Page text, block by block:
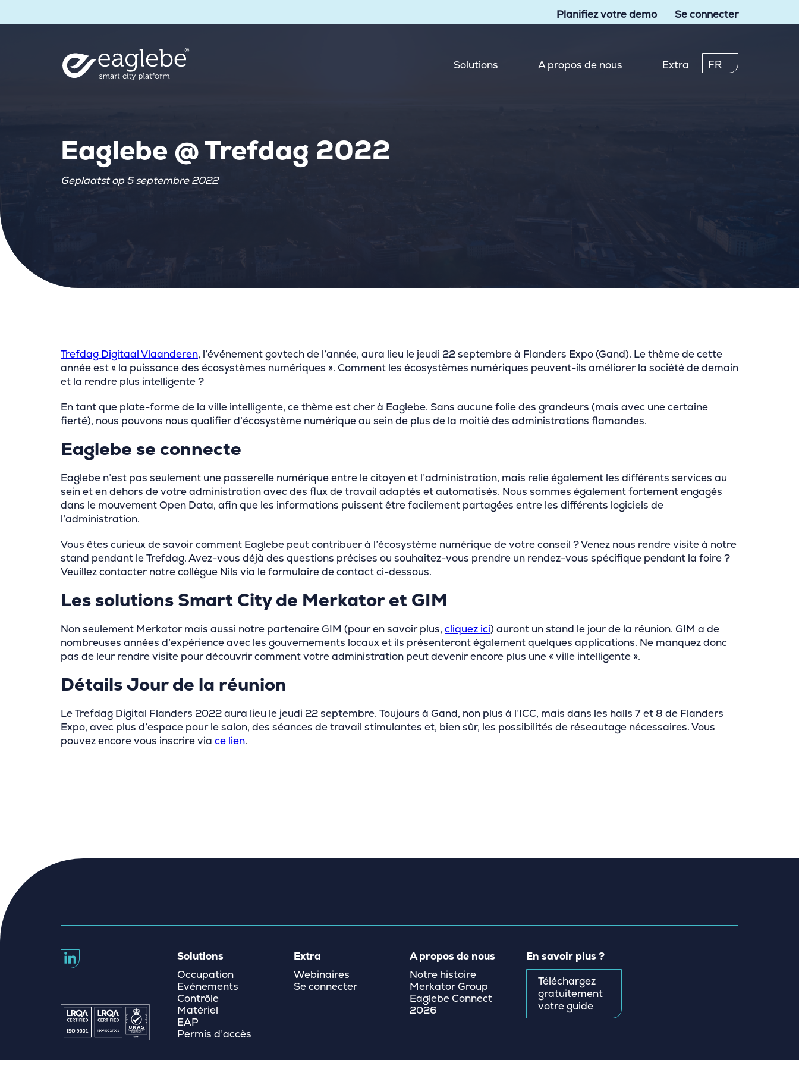
Planifiez votre demo Se connecter
Solutions A propos de nous Extra FR
Eaglebe @ Trefdag 2022
Geplaatst op 5 septembre 2022
Trefdag Digitaal Vlaanderen, l’événement govtech de l’année, aura lieu le jeudi 22 septembre à Flanders Expo (Gand). Le thème de cette
année est « la puissance des écosystèmes numériques ». Comment les écosystèmes numériques peuvent-ils améliorer la société de demain
et la rendre plus intelligente ?
En tant que plate-forme de la ville intelligente, ce thème est cher à Eaglebe. Sans aucune folie des grandeurs (mais avec une certaine
fierté), nous pouvons nous qualifier d’écosystème numérique au sein de plus de la moitié des administrations flamandes.
Eaglebe se connecte
Eaglebe n’est pas seulement une passerelle numérique entre le citoyen et l’administration, mais relie également les différents services au
sein et en dehors de votre administration avec des flux de travail adaptés et automatisés. Nous sommes également fortement engagés
dans le mouvement Open Data, afin que les informations puissent être facilement partagées entre les différents logiciels de
l’administration.
Vous êtes curieux de savoir comment Eaglebe peut contribuer à l’écosystème numérique de votre conseil ? Venez nous rendre visite à notre
stand pendant le Trefdag. Avez-vous déjà des questions précises ou souhaitez-vous prendre un rendez-vous spécifique pendant la foire ?
Veuillez contacter notre collègue Nils via le formulaire de contact ci-dessous.
Les solutions Smart City de Merkator et GIM
Non seulement Merkator mais aussi notre partenaire GIM (pour en savoir plus, cliquez ici) auront un stand le jour de la réunion. GIM a de
nombreuses années d’expérience avec les gouvernements locaux et ils présenteront également quelques applications. Ne manquez donc
pas de leur rendre visite pour découvrir comment votre administration peut devenir encore plus une « ville intelligente ».
Détails Jour de la réunion
Le Trefdag Digital Flanders 2022 aura lieu le jeudi 22 septembre. Toujours à Gand, non plus à l’ICC, mais dans les halls 7 et 8 de Flanders
Expo, avec plus d’espace pour le salon, des séances de travail stimulantes et, bien sûr, les possibilités de réseautage nécessaires. Vous
pouvez encore vous inscrire via ce lien.
Solutions
Occupation
Evénements
Contrôle
Matériel
EAP
Permis d’accès
Extra
Webinaires
Se connecter
A propos de nous
Notre histoire
Merkator Group
Eaglebe Connect
2026
En savoir plus ?
Téléchargez
gratuitement
votre guide